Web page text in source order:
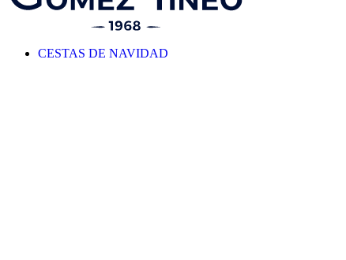
CESTAS DE NAVIDAD